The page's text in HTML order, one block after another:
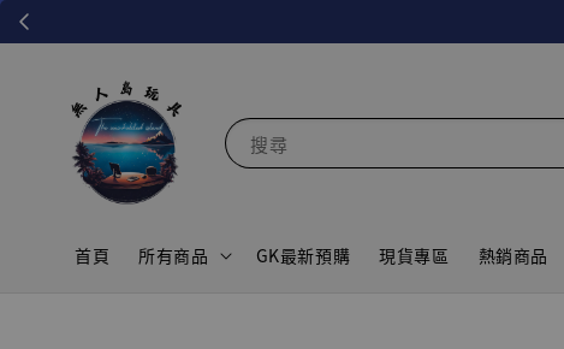
搜尋
首頁 所有商品 GK最新預購 現貨專區 熱銷商品